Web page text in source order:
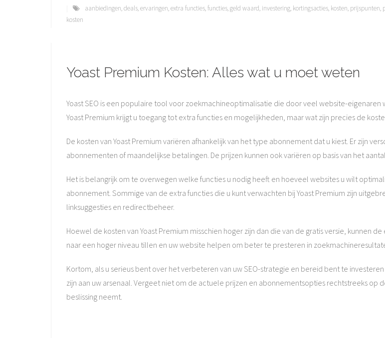
aanbiedingen,deals,ervaringen,extra functies,functies,geld waard, investering, kortingsacties, kosten, prijspunten,
kosten
Yoast Premium Kosten: Alles wat u moet weten
Yoast SEO is een populaire tool voor zoekmachineoptimalisatie die door veel website-
Yoast Premium krijgt u toegang tot extra functies en mogelijkheden, maar wat zijn precies de
De kosten van Yoast Premium variëren afhankelijk van het type abonnement dat u kiest. Er zijn
abonnementen of maandelijkse betalingen. De prijzen kunnen ook variëren op basis van het
Het is belangrijk om te overwegen welke functies u nodig heeft en hoeveel websites u wilt
abonnement. Sommige van de extra functies die u kunt verwachten bij Yoast Premium zijn
linksuggesties en redirectbeheer.
Hoewel de kosten van Yoast Premium misschien hoger zijn dan die van de gratis versie, kunnen
naar een hoger niveau tillen en uw website helpen om beter te presteren in
Kortom, als u serieus bent over het verbeteren van uw SEO-strategie en bereid bent te
zijn aan uw arsenaal. Vergeet niet om de actuele prijzen en abonnementsopties rechtstreeks op
beslissing neemt.